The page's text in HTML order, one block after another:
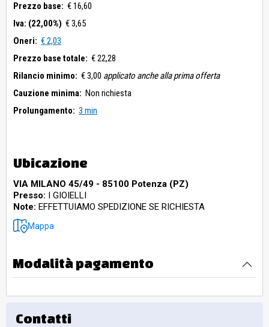
Prezzo base: € 16,60
Iva: (22,00%) € 3,65
Oneri: € 2,03
Prezzo base totale: € 22,28
Rilancio minimo: € 3,00 applicato anche alla prima offerta
Cauzione minima: Non richiesta
Prolungamento: 3 min
Ubicazione
VIA MILANO 45/49 - 85100 Potenza (PZ)
Presso: I GIOIELLI
Note: EFFETTUIAMO SPEDIZIONE SE RICHIESTA
Mappa
Modalità pagamento
Contatti